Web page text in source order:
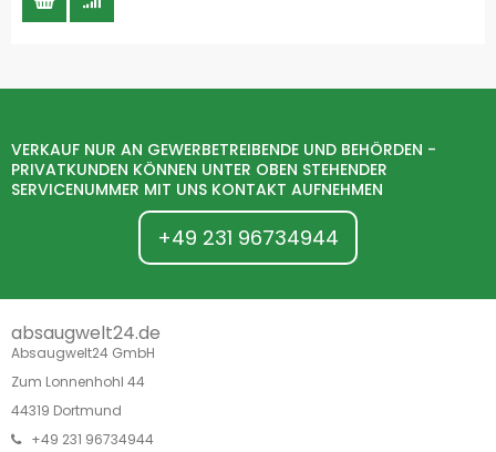
VERKAUF NUR AN GEWERBETREIBENDE UND BEHÖRDEN -
PRIVATKUNDEN KÖNNEN UNTER OBEN STEHENDER
SERVICENUMMER MIT UNS KONTAKT AUFNEHMEN
+49 231 96734944
absaugwelt24.de
Absaugwelt24 GmbH
Zum Lonnenhohl 44
44319 Dortmund
+49 231 96734944